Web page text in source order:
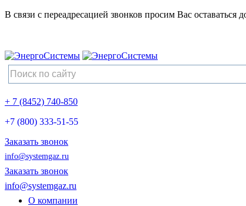
В связи с переадресацией звонков просим Вас оставаться
+ 7 (8452) 740-850
+7 (800) 333-51-55
Заказать звонок
info@systemgaz.ru
Заказать звонок
info@systemgaz.ru
О компании